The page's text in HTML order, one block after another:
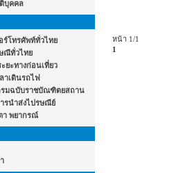
บุคคล
ร์โทรศัพท์ทั่วไทย
ณีทั่วไทย
ยะทางก่อนเที่ยว
าเดินรถไฟ
มฉบับราชบัณฑิตยสถาน
รนำส่งไปรษณีย์
า พยากรณ์
หน้า 1/1
1